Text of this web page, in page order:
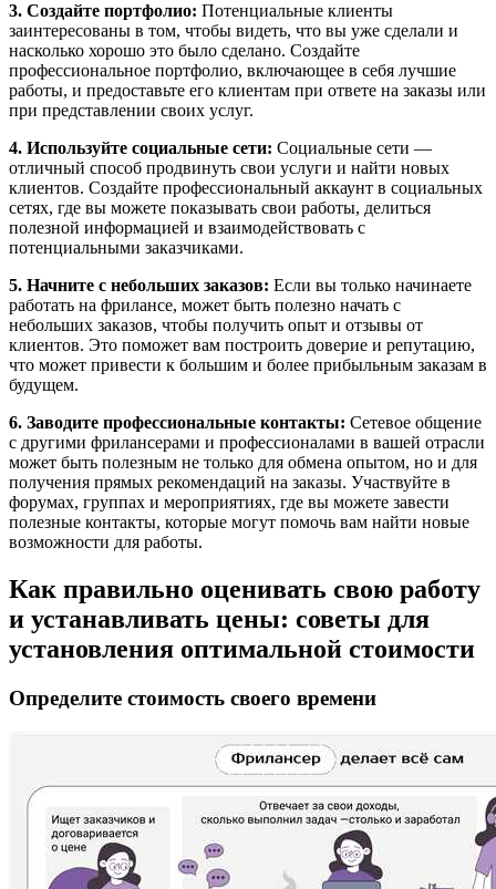
3. Создайте портфолио: Потенциальные клиенты
заинтересованы в том, чтобы видеть, что вы уже сделали и
насколько хорошо это было сделано. Создайте
профессиональное портфолио, включающее в себя лучшие
работы, и предоставьте его клиентам при ответе на заказы или
при представлении своих услуг.
4. Используйте социальные сети: Социальные сети —
отличный способ продвинуть свои услуги и найти новых
клиентов. Создайте профессиональный аккаунт в социальных
сетях, где вы можете показывать свои работы, делиться
полезной информацией и взаимодействовать с
потенциальными заказчиками.
5. Начните с небольших заказов: Если вы только начинаете
работать на фрилансе, может быть полезно начать с
небольших заказов, чтобы получить опыт и отзывы от
клиентов. Это поможет вам построить доверие и репутацию,
что может привести к большим и более прибыльным заказам в
будущем.
6. Заводите профессиональные контакты: Сетевое общение
с другими фрилансерами и профессионалами в вашей отрасли
может быть полезным не только для обмена опытом, но и для
получения прямых рекомендаций на заказы. Участвуйте в
форумах, группах и мероприятиях, где вы можете завести
полезные контакты, которые могут помочь вам найти новые
возможности для работы.
Как правильно оценивать свою работу
и устанавливать цены: советы для
установления оптимальной стоимости
Определите стоимость своего времени